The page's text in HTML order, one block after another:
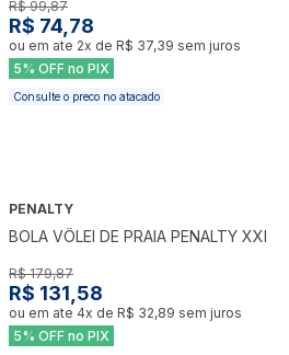
R$ 99,87
R$ 74,78
ou em ate 2x de R$ 37,39 sem juros
5% OFF no PIX
Consulte o preco no atacado
PENALTY
BOLA VÔLEI DE PRAIA PENALTY XXI
R$ 179,87
R$ 131,58
ou em ate 4x de R$ 32,89 sem juros
5% OFF no PIX